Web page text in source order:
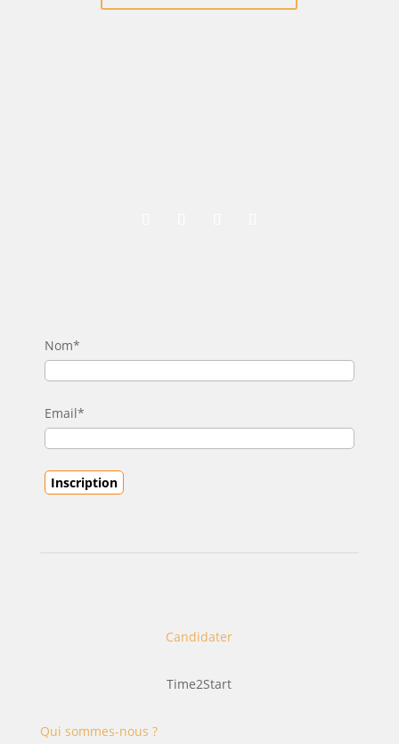
Nom*
Email*
Candidater
Time2Start
Qui sommes-nous ?